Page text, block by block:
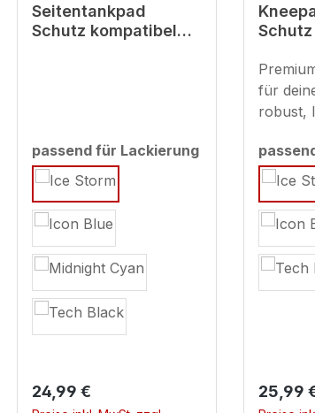
Seitentankpad
Schutz kompatibel
passend für Lackierung
auswählen
Regulärer Preis:
24,99 €
Ice
für
robust,
deinen
aus
25,99